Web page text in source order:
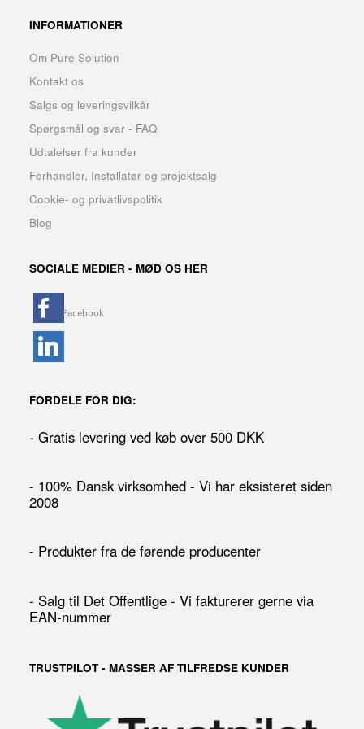
INFORMATIONER
Om Pure Solution
Kontakt os
Salgs og leveringsvilkår
Spørgsmål og svar - FAQ
Udtalelser fra kunder
Forhandler, Installatør og projektsalg
Cookie- og privatlivspolitik
Blog
SOCIALE MEDIER - MØD OS HER
FORDELE FOR DIG:
- Gratis levering ved køb over 500 DKK
- 100% Dansk virksomhed - Vi har eksisteret siden
2008
- Produkter fra de førende producenter
- Salg til Det Offentlige - Vi fakturerer gerne via
EAN-nummer
TRUSTPILOT - MASSER AF TILFREDSE KUNDER